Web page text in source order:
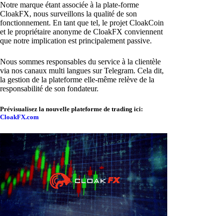
Notre marque étant associée à la plate-forme
CloakFX, nous surveillons la qualité de son
fonctionnement. En tant que tel, le projet CloakCoin
et le propriétaire anonyme de CloakFX conviennent
que notre implication est principalement passive.
Nous sommes responsables du service à la clientèle
via nos canaux multi langues sur Telegram. Cela dit,
la gestion de la plateforme elle-même relève de la
responsabilité de son fondateur.
Prévisualisez la nouvelle plateforme de trading ici:
CloakFX.com